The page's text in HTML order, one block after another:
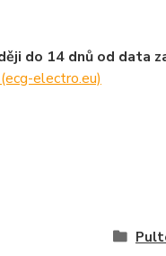
do 14 dnů od data
electro.eu)